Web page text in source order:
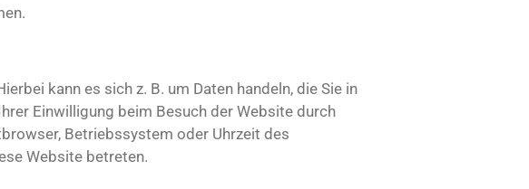
kann es sich z. B. um Daten handeln, die Sie in
Einwilligung beim Besuch der Website durch
Betriebssystem oder Uhrzeit des
Website betreten.